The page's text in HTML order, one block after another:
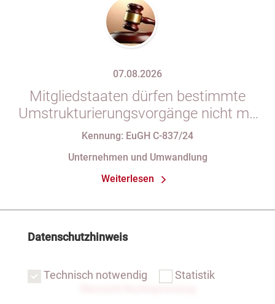
07.08.2026
Mitgliedstaaten dürfen bestimmte
Umstrukturierungsvorgänge nicht mit
indirekten Steuern belasten
Kennung: EuGH C-837/24
Unternehmen und Umwandlung
Weiterlesen
Datenschutzhinweis
Technisch notwendig Statistik